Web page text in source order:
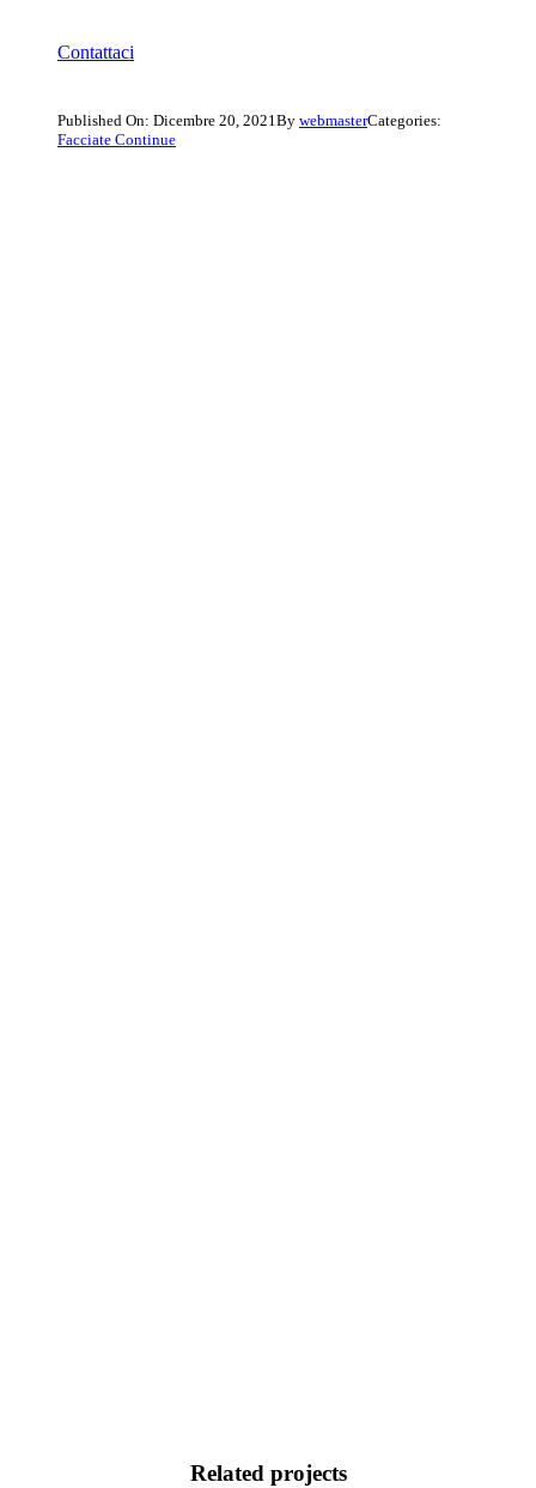
Contattaci
Published On: Dicembre 20, 2021By webmasterCategories:
Facciate Continue
Related projects